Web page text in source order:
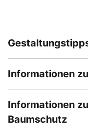
Informationen
Informationen
Baumschutz